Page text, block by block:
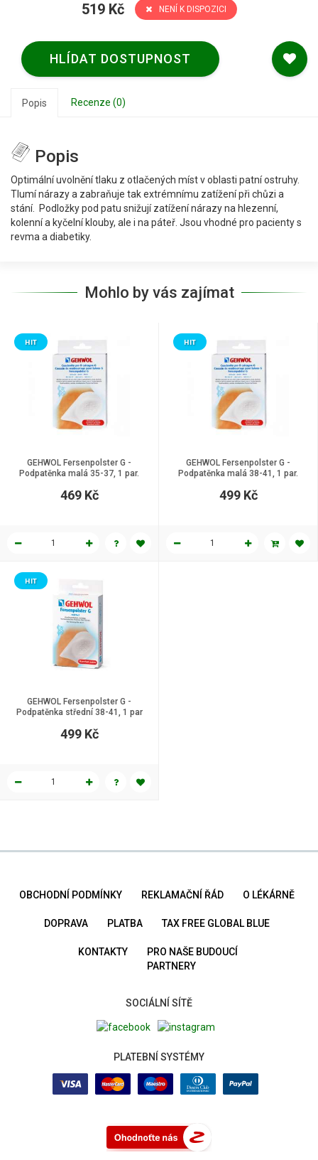
519 Kč NENÍ K DISPOZICI
HLÍDAT DOSTUPNOST
Popis Recenze (0)
Popis
Optimální uvolnění tlaku z otlačených míst v oblasti patní ostruhy.
Tlumí nárazy a zabraňuje tak extrémnímu zatížení při chůzi a
stání. Podložky pod patu snižují zatížení nárazy na hlezenní,
kolenní a kyčelní klouby, ale i na páteř. Jsou vhodné pro pacienty s
revma a diabetiky.
Mohlo by vás zajímat
GEHWOL Fersenpolster G -
Podpatěnka malá 35-37, 1 par.
HIT
469 Kč
GEHWOL Fersenpolster G -
Podpatěnka malá 38-41, 1 par.
HIT
499 Kč
GEHWOL Fersenpolster G -
Podpatěnka střední 38-41, 1 par
HIT
499 Kč
OBCHODNÍ PODMÍNKY REKLAMAČNÍ ŘÁD O LÉKÁRNĚ
DOPRAVA PLATBA TAX FREE GLOBAL BLUE
KONTAKTY
PRO NAŠE BUDOUCÍ
PARTNERY
SOCIÁLNÍ SÍTĚ
PLATEBNÍ SYSTÉMY